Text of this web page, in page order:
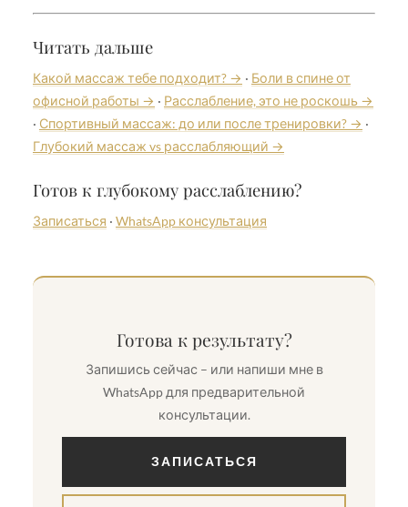
Читать дальше
Какой массаж тебе подходит? → · Боли в спине от
офисной работы → · Расслабление, это не роскошь →
· Спортивный массаж: до или после тренировки? → ·
Глубокий массаж vs расслабляющий →
Готов к глубокому расслаблению?
Записаться · WhatsApp консультация
Готова к результату?
Запишись сейчас – или напиши мне в
WhatsApp для предварительной
консультации.
ЗАПИСАТЬСЯ